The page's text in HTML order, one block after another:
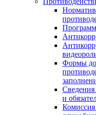
Формы
Сведения
и